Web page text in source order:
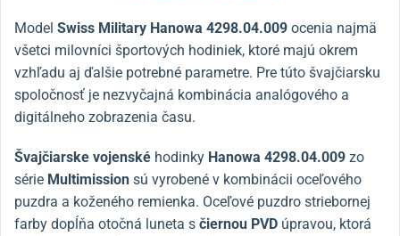
Model Swiss Military Hanowa 4298.04.009 ocenia najmä
všetci milovníci športových hodiniek, ktoré majú okrem
vzhľadu aj ďalšie potrebné parametre. Pre túto švajčiarsku
spoločnosť je nezvyčajná kombinácia analógového a
digitálneho zobrazenia času.
Švajčiarske vojenské hodinky Hanowa 4298.04.009 zo
série Multimission sú vyrobené v kombinácii oceľového
puzdra a koženého remienka. Oceľové puzdro striebornej
farby dopĺňa otočná luneta s čiernou PVD úpravou, ktorá